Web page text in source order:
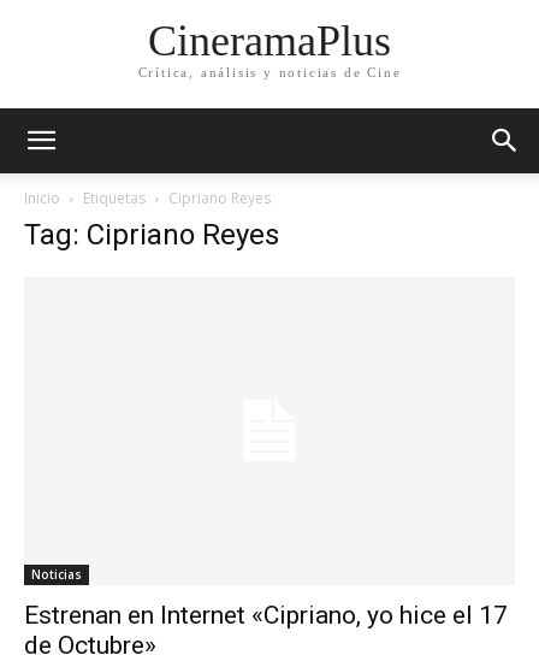
CineramaPlus
Crítica, análisis y noticias de Cine
Inicio Etiquetas Cipriano Reyes
Tag: Cipriano Reyes
Noticias
Estrenan en Internet «Cipriano, yo hice el 17
de Octubre»